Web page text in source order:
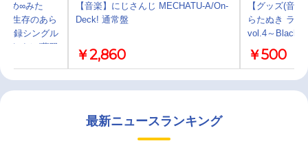
め∞みた
生存のあら
収録シングル
らすじ/夢限
【音楽】にじさんじ MECHATU-A/On-
Deck! 通常盤
￥2,860
【グッズ(音
らたぬき ラン
vol.4～Black
￥500
最新ニュースランキング